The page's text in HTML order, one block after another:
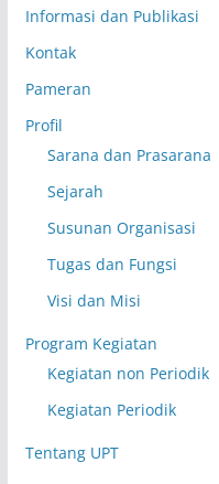
Informasi dan Publikasi
Kontak
Pameran
Profil
Sarana dan Prasarana
Sejarah
Susunan Organisasi
Tugas dan Fungsi
Visi dan Misi
Program Kegiatan
Kegiatan non Periodik
Kegiatan Periodik
Tentang UPT